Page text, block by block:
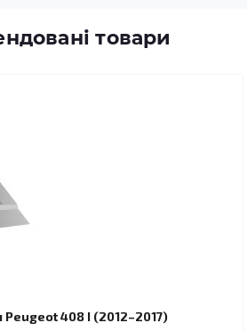
товари
408 I (2012–2017)